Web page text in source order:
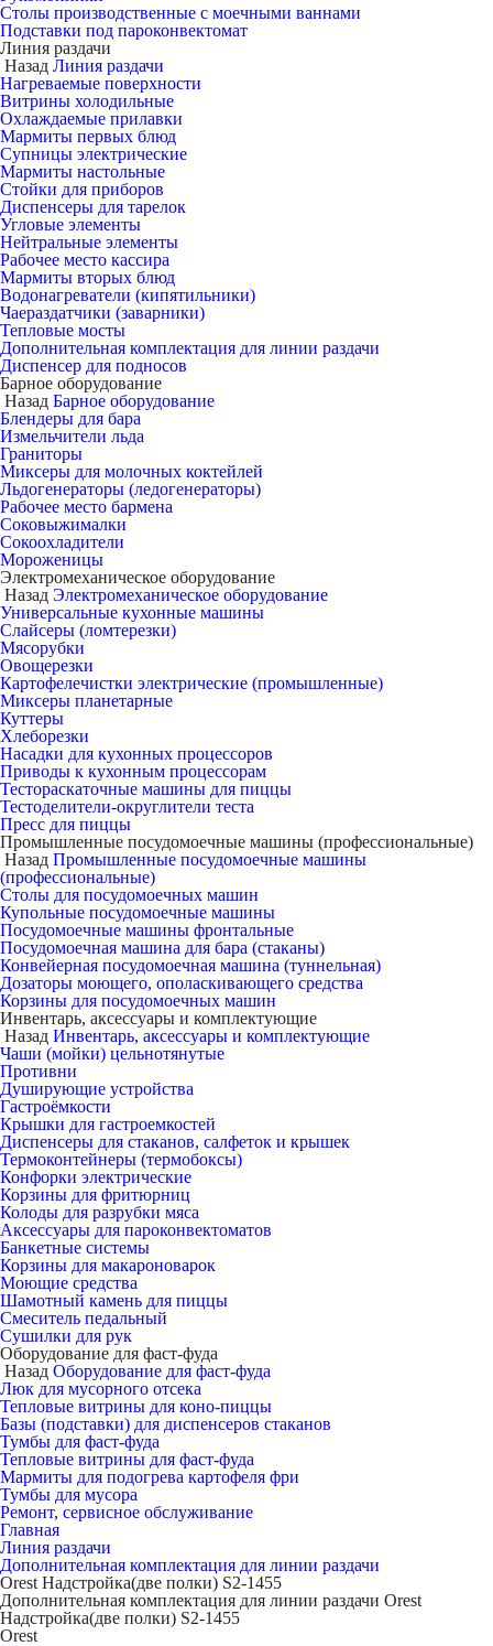
Столы производственные с моечными ваннами
Подставки под пароконвектомат
Линия раздачи
Назад Линия раздачи
Нагреваемые поверхности
Витрины холодильные
Охлаждаемые прилавки
Мармиты первых блюд
Супницы электрические
Мармиты настольные
Стойки для приборов
Диспенсеры для тарелок
Угловые элементы
Нейтральные элементы
Рабочее место кассира
Мармиты вторых блюд
Водонагреватели (кипятильники)
Чаераздатчики (заварники)
Тепловые мосты
Дополнительная комплектация для линии раздачи
Диспенсер для подносов
Барное оборудование
Назад Барное оборудование
Блендеры для бара
Измельчители льда
Граниторы
Миксеры для молочных коктейлей
Льдогенераторы (ледогенераторы)
Рабочее место бармена
Соковыжималки
Сокоохладители
Мороженицы
Электромеханическое оборудование
Назад Электромеханическое оборудование
Универсальные кухонные машины
Слайсеры (ломтерезки)
Мясорубки
Овощерезки
Картофелечистки электрические (промышленные)
Миксеры планетарные
Куттеры
Хлеборезки
Насадки для кухонных процессоров
Приводы к кухонным процессорам
Тестораскаточные машины для пиццы
Тестоделители-округлители теста
Пресс для пиццы
Промышленные посудомоечные машины (профессиональные)
Назад Промышленные посудомоечные машины
(профессиональные)
Столы для посудомоечных машин
Купольные посудомоечные машины
Посудомоечные машины фронтальные
Посудомоечная машина для бара (стаканы)
Конвейерная посудомоечная машина (туннельная)
Дозаторы моющего, ополаскивающего средства
Корзины для посудомоечных машин
Инвентарь, аксессуары и комплектующие
Назад Инвентарь, аксессуары и комплектующие
Чаши (мойки) цельнотянутые
Противни
Душирующие устройства
Гастроёмкости
Крышки для гастроемкостей
Диспенсеры для стаканов, салфеток и крышек
Термоконтейнеры (термобоксы)
Конфорки электрические
Корзины для фритюрниц
Колоды для разрубки мяса
Аксессуары для пароконвектоматов
Банкетные системы
Корзины для макароноварок
Моющие средства
Шамотный камень для пиццы
Смеситель педальный
Сушилки для рук
Оборудование для фаст-фуда
Назад Оборудование для фаст-фуда
Люк для мусорного отсека
Тепловые витрины для коно-пиццы
Базы (подставки) для диспенсеров стаканов
Тумбы для фаст-фуда
Тепловые витрины для фаст-фуда
Мармиты для подогрева картофеля фри
Тумбы для мусора
Ремонт, сервисное обслуживание
Главная
Линия раздачи
Дополнительная комплектация для линии раздачи
Orest Надстройка(две полки) S2-1455
Дополнительная комплектация для линии раздачи Orest
Надстройка(две полки) S2-1455
Orest